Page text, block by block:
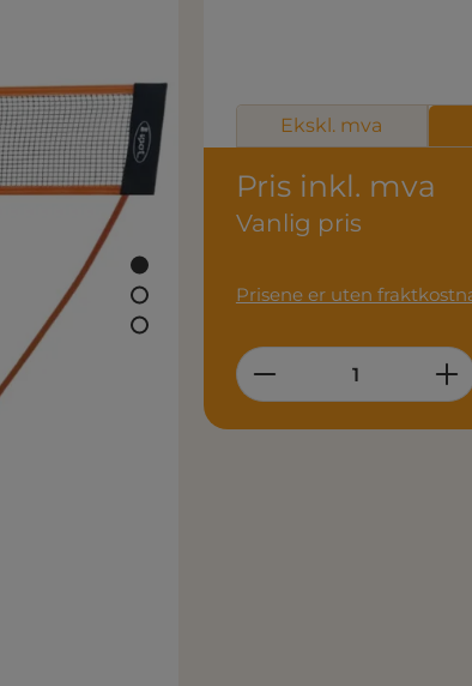
Pris inkl. mva
Vanlig pris
Prisene er uten
Ekskl. mva
Product